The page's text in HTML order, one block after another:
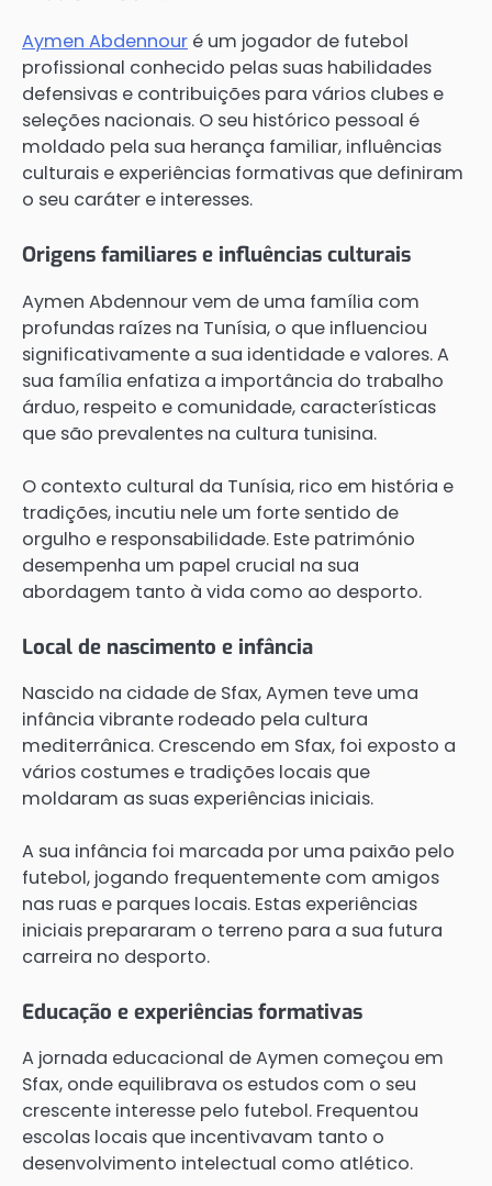
Aymen Abdennour é um jogador de futebol
profissional conhecido pelas suas habilidades
defensivas e contribuições para vários clubes e
seleções nacionais. O seu histórico pessoal é
moldado pela sua herança familiar, influências
culturais e experiências formativas que definiram
o seu caráter e interesses.
Origens familiares e influências culturais
Aymen Abdennour vem de uma família com
profundas raízes na Tunísia, o que influenciou
significativamente a sua identidade e valores. A
sua família enfatiza a importância do trabalho
árduo, respeito e comunidade, características
que são prevalentes na cultura tunisina.
O contexto cultural da Tunísia, rico em história e
tradições, incutiu nele um forte sentido de
orgulho e responsabilidade. Este património
desempenha um papel crucial na sua
abordagem tanto à vida como ao desporto.
Local de nascimento e infância
Nascido na cidade de Sfax, Aymen teve uma
infância vibrante rodeado pela cultura
mediterrânica. Crescendo em Sfax, foi exposto a
vários costumes e tradições locais que
moldaram as suas experiências iniciais.
A sua infância foi marcada por uma paixão pelo
futebol, jogando frequentemente com amigos
nas ruas e parques locais. Estas experiências
iniciais prepararam o terreno para a sua futura
carreira no desporto.
Educação e experiências formativas
A jornada educacional de Aymen começou em
Sfax, onde equilibrava os estudos com o seu
crescente interesse pelo futebol. Frequentou
escolas locais que incentivavam tanto o
desenvolvimento intelectual como atlético.